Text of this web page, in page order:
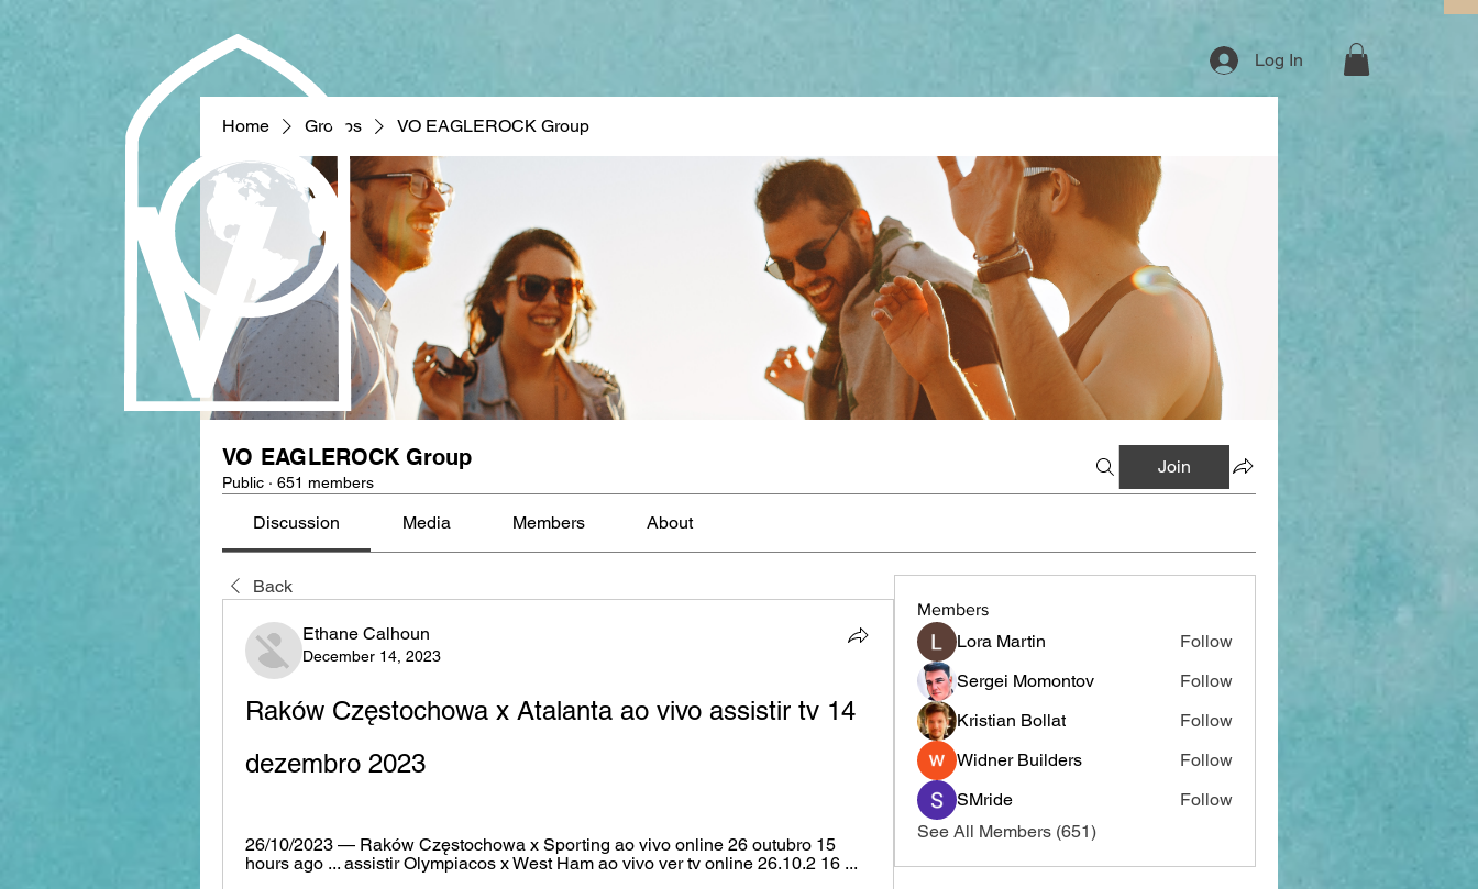
Log In
Home Groups VO EAGLEROCK Group
VO EAGLEROCK Group
Public · 651 members
Join
Discussion Media Members About
Back
Ethane Calhoun
December 14, 2023
Raków Częstochowa x Atalanta ao vivo assistir tv 14
dezembro 2023
26/10/2023 — Raków Częstochowa x Sporting ao vivo online 26 outubro 15
hours ago ... assistir Olympiacos x West Ham ao vivo ver tv online 26.10.2 16 ...
Members
Lora Martin
Follow
Sergei Momontov
Follow
Kristian Bollat
Follow
Widner Builders
Follow
SMride
Follow
See All Members (651)